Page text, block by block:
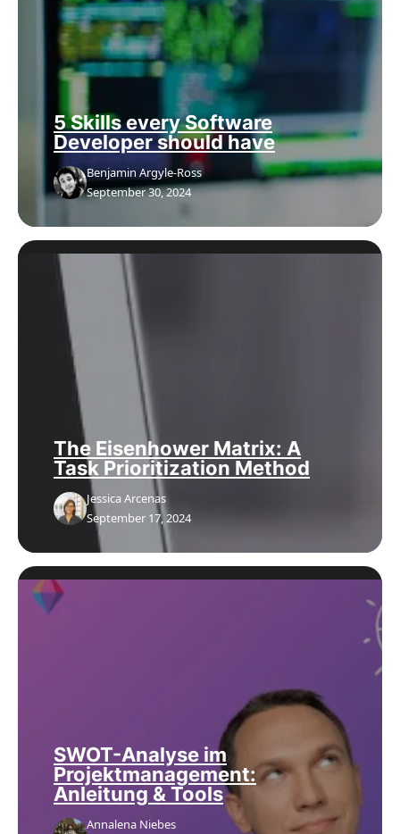
5 Skills every Software
Developer should have
Benjamin Argyle-Ross
September 30, 2024
The Eisenhower Matrix: A
Task Prioritization Method
Jessica Arcenas
September 17, 2024
SWOT-Analyse im
Projektmanagement:
Anleitung & Tools
Annalena Niebes